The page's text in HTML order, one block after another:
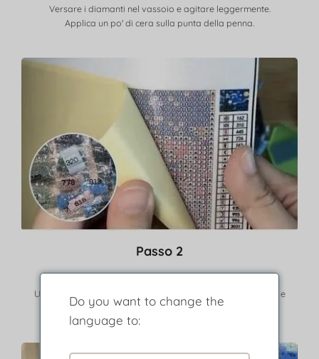
Versare i diamanti nel vassoio e agitare leggermente.
Applica un po' di cera sulla punta della penna.
Passo 2
Usa la legenda per trovare le frese corrispondenti a colore e
simbolo.
Do you want to change the
language to: